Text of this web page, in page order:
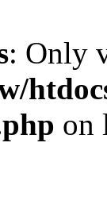
: Only
on